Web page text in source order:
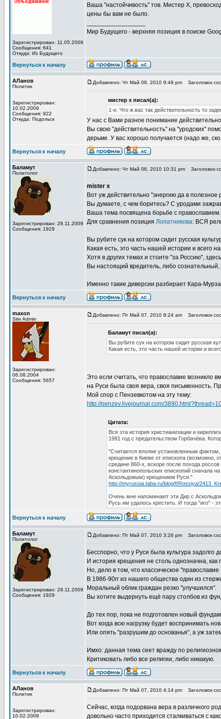
Зарегистрирован: 11.05.2009
Сообщения: 641
Откуда: Из Будущего
Ваша "настойчивость" тов. Мистер Х,
цены бы вам не было.
Мир Будущего - верхняя позиция в поиске
Вернуться к началу
АЛанов
Политик
Зарегистрирован:
10.02.2009
Сообщения: 922
Откуда: Подольск
Добавлено: Чт Май 06, 2010 9:49 pm Заголовок
мистер х писал(а):
1-е. Что ж вас так действительность то
У нас с Вами разное понимание
Вы свою "действительность" на "уродских"
дерьме. У вас хорошо получается (надо же,
Вернуться к началу
Баламут
Политолог
Зарегистрирован: 29.11.2009
Сообщения: 1929
Добавлено: Чт Май 06, 2010 10:31 pm Заголовок
mister x
Вот уж действительно "энергию да в полезное
Вы думаете, с чем боритесь? С уродами
Ваша тема посвящена борьбе с православием.
Для сравнения позиция Лопатникова: ВСЯ
Вы рубите сук на котором сидит русская
Какая есть, это часть нашей истории и всего
Хотя в других темах и стоите "за Россию",
Вы настоящий вредитель, либо
Именно такие диверсии разбирает Кара-
Вернуться к началу
maxon
Site Admin
Зарегистрирован:
06.08.2004
Сообщения: 5657
Добавлено: Пт Май 07, 2010 8:24 am Заголовок
Баламут писал(а):
Вы рубите сук на котором сидит русская
Какая есть, это часть нашей истории и
Это если считать, что православие возникло
на Руси была своя вера, своя письменность.
Мой спор с Пензевкотом на эту тему:
http://penzev.livejournal.com/
Цитата:
Вся эта история христианизации и
1991 год с предательством Горбачёва.
"Считается вполне установленным
крещение в Киеве от епископа (возможно,
средине 860-х, вскоре после похода
константинопольских епископий сначала
Аскольдовым) крещением Руси."
http://myrussia.taba.ru/blog/f/Rossiya/
Очень мне напоминают эти Дир с
Русь им удалось крестить. И тогда "иго" -
Вернуться к началу
Баламут
Политолог
Зарегистрирован: 29.11.2009
Сообщения: 1929
Добавлено: Пт Май 07, 2010 3:26 pm Заголовок
Бесспорно, что у Руси была культура задолго
И история крещения не столь однозначна, как
Но, дело в том, что классическое
В 1986-90гг из нашего общества один из
Моральный облик граждан резко "улучшился".
Вы хотите выдернуть ещё пару столбов из
До тех пор, пока не подготовлен новый
Вот когда всю нагрузку будет воспринимать
Или опять "разрушим до основанья", а уж
Имхо: данная тема сеет вражду по
Критиковать либо все религии, либо никакую.
Вернуться к началу
АЛанов
Политик
Зарегистрирован:
10.02.2009
Добавлено: Пт Май 07, 2010 4:14 pm Заголовок
Сейчас, когда подорвана вера в различного
довольно часто приходится сталкиваться с